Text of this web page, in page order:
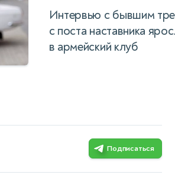
Интервью с бывшим
с поста наставника
в армейский клуб
Подписаться